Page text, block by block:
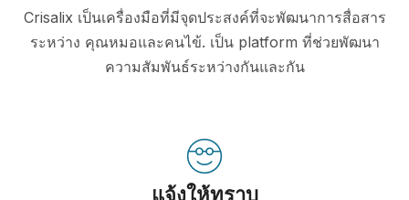
Crisalix เป็นเครื่องมือที่มีจุดประสงค์ที่จะพัฒนาการสื่อสาร
ระหว่าง คุณหมอและคนไข้. เป็น platform ที่ช่วยพัฒนา
ความสัมพันธ์ระหว่างกันและกัน
แจ้งให้ทราบ